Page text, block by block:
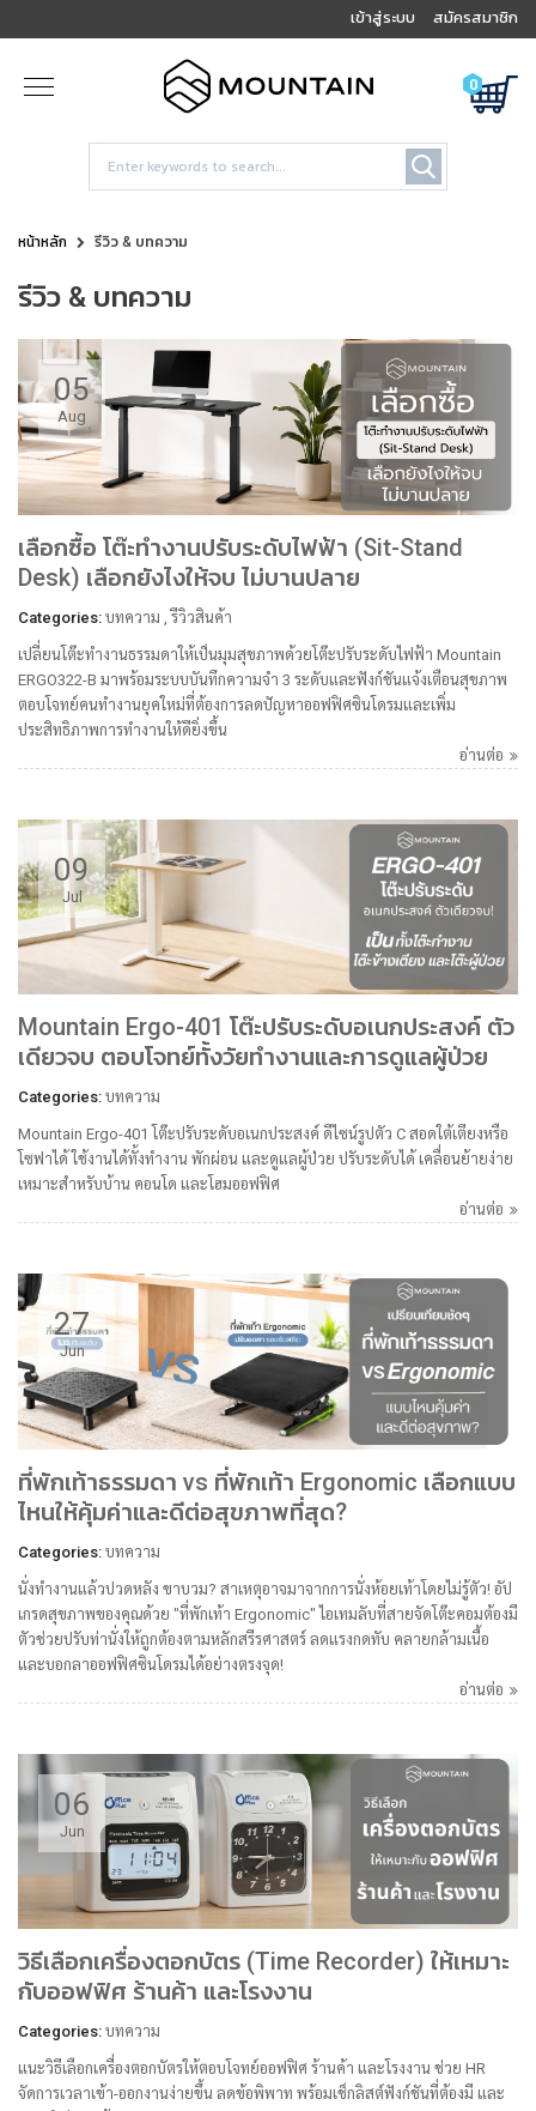
เข้าสู่ระบบ สมัครสมาชิก
0
หน้าหลัก รีวิว & บทความ
รีวิว & บทความ
05
Aug
เลือกซื้อ โต๊ะทำงานปรับระดับไฟฟ้า (Sit-Stand
Desk) เลือกยังไงให้จบ ไม่บานปลาย
Categories: บทความ ,รีวิวสินค้า
เปลี่ยนโต๊ะทำงานธรรมดาให้เป็นมุมสุขภาพด้วยโต๊ะปรับระดับไฟฟ้า Mountain
ERGO322-B มาพร้อมระบบบันทึกความจำ 3 ระดับและฟังก์ชันแจ้งเตือนสุขภาพ
ตอบโจทย์คนทำงานยุคใหม่ที่ต้องการลดปัญหาออฟฟิศซินโดรมและเพิ่ม
ประสิทธิภาพการทำงานให้ดียิ่งขึ้น
อ่านต่อ
09
Jul
Mountain Ergo-401 โต๊ะปรับระดับอเนกประสงค์ ตัว
เดียวจบ ตอบโจทย์ทั้งวัยทำงานและการดูแลผู้ป่วย
Categories: บทความ
Mountain Ergo-401 โต๊ะปรับระดับอเนกประสงค์ ดีไซน์รูปตัว C สอดใต้เตียงหรือ
โซฟาได้ ใช้งานได้ทั้งทำงาน พักผ่อน และดูแลผู้ป่วย ปรับระดับได้ เคลื่อนย้ายง่าย
เหมาะสำหรับบ้าน คอนโด และโฮมออฟฟิศ
อ่านต่อ
27
Jun
ที่พักเท้าธรรมดา vs ที่พักเท้า Ergonomic เลือกแบบ
ไหนให้คุ้มค่าและดีต่อสุขภาพที่สุด?
Categories: บทความ
นั่งทำงานแล้วปวดหลัง ขาบวม? สาเหตุอาจมาจากการนั่งห้อยเท้าโดยไม่รู้ตัว! อัป
เกรดสุขภาพของคุณด้วย "ที่พักเท้า Ergonomic" ไอเทมลับที่สายจัดโต๊ะคอมต้องมี
ตัวช่วยปรับท่านั่งให้ถูกต้องตามหลักสรีรศาสตร์ ลดแรงกดทับ คลายกล้ามเนื้อ
และบอกลาออฟฟิศซินโดรมได้อย่างตรงจุด!
อ่านต่อ
06
Jun
วิธีเลือกเครื่องตอกบัตร (Time Recorder) ให้เหมาะ
กับออฟฟิศ ร้านค้า และโรงงาน
Categories: บทความ
แนะวิธีเลือกเครื่องตอกบัตรให้ตอบโจทย์ออฟฟิศ ร้านค้า และโรงงาน ช่วย HR
จัดการเวลาเข้า-ออกงานง่ายขึ้น ลดข้อพิพาท พร้อมเช็กลิสต์ฟังก์ชันที่ต้องมี และ